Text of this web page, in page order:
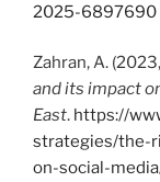
2025-6897690
Zahran, A.
and its impact
East. https://
strategies/the-
on-social-